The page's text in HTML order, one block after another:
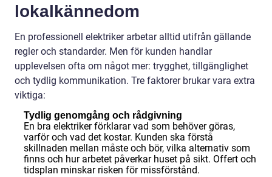
lokalkännedom
En professionell elektriker arbetar alltid utifrån gällande
regler och standarder. Men för kunden handlar
upplevelsen ofta om något mer: trygghet, tillgänglighet
och tydlig kommunikation. Tre faktorer brukar vara extra
viktiga:
Tydlig genomgång och rådgivning
En bra elektriker förklarar vad som behöver göras,
varför och vad det kostar. Kunden ska förstå
skillnaden mellan måste och bör, vilka alternativ som
finns och hur arbetet påverkar huset på sikt. Offert och
tidsplan minskar risken för missförstånd.